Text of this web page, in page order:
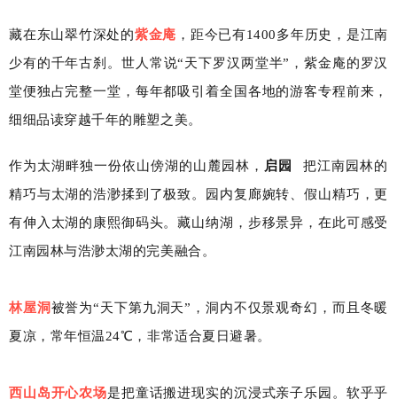
藏在东山翠竹深处的紫金庵 ，距今已有1400多年历史，是江南
少有的千年古刹。世人常说“天下罗汉两堂半”，紫金庵的罗汉
堂便独占完整一堂，每年都吸引着全国各地的游客专程前来，
细细品读穿越千年的雕塑之美。
作为太湖畔独一份依山傍湖的山麓园林， 启园
把江南园林的
精巧与太湖的浩渺揉到了极致。园内复廊婉转、假山精巧，更
有伸入太湖的康熙御码头。藏山纳湖，步移景异，在此可感受
江南园林与浩渺太湖的完美融合。
林屋洞被誉为“天下第九洞天”，洞内不仅景观奇幻，而且冬暖
夏凉，常年恒温24℃，非常适合夏日避暑。
西山岛开心农场是把童话搬进现实的沉浸式亲子乐园。软乎乎